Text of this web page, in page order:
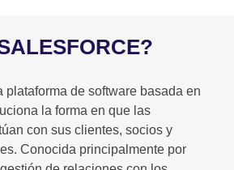
plataforma de software basada en
la forma en que las
con sus clientes, socios y
Conocida principalmente por